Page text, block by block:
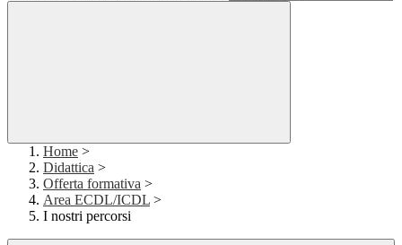
Home >
Didattica >
Offerta formativa >
Area ECDL/ICDL >
I nostri percorsi